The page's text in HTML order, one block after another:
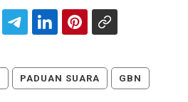
PADUAN SUARA GBN